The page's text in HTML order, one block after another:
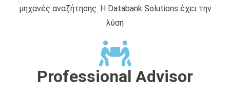
μηχανές αναζήτησης. Η Databank Solutions έχει την
λύση
Professional Advisor